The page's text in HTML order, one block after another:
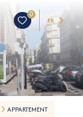
0
FR
APPARTEMENT